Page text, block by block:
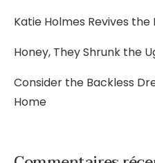
Katie Holmes Revives the
Honey, They Shrunk the
Consider the Backless
Home